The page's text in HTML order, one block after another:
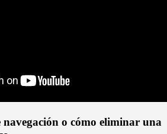
o cómo eliminar una